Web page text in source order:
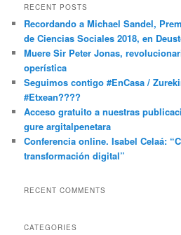
RECENT POSTS
Recordando a Michael Sandel,
de Ciencias Sociales 2018, en
Muere Sir Peter Jonas,
operística
Seguimos contigo #EnCasa /
#Etxean????
Acceso gratuito a nuestras
gure argitalpenetara
Conferencia online. Isabel Celaá:
transformación digital”
RECENT COMMENTS
CATEGORIES